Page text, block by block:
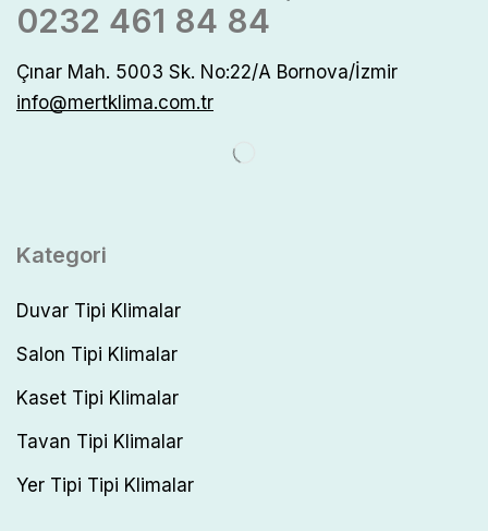
0232 461 84 84
Çınar Mah. 5003 Sk. No:22/A Bornova/İzmir
info@mertklima.com.tr
Kategori
Duvar Tipi Klimalar
Salon Tipi Klimalar
Kaset Tipi Klimalar
Tavan Tipi Klimalar
Yer Tipi Tipi Klimalar